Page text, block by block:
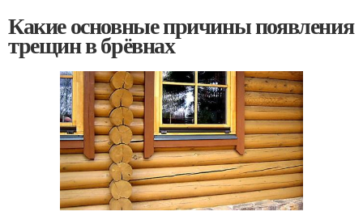
Какие основные причины появления
трещин в брёвнах